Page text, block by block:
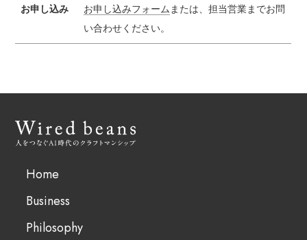
お申し込み お申し込みフォーム または、担当営業までお問
い合わせください。
Home
Business
Philosophy